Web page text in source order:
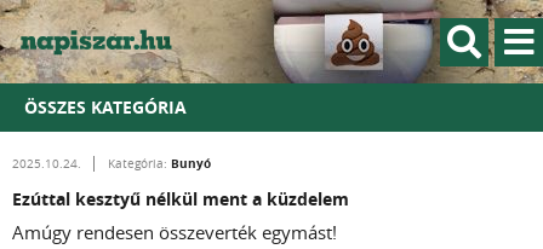
ÖSSZES KATEGÓRIA
2025.10.24. Kategória: Bunyó
Ezúttal kesztyű nélkül ment a küzdelem
Amúgy rendesen összeverték egymást!